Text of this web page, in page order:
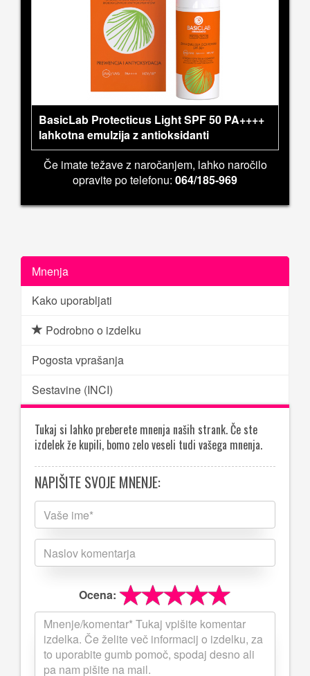
BasicLab Protecticus Light SPF 50 PA++++
lahkotna emulzija z antioksidanti
Če imate težave z naročanjem, lahko naročilo
opravite po telefonu: 064/185-969
Mnenja
Kako uporabljati
Podrobno o izdelku
Pogosta vprašanja
Sestavine (INCI)
Tukaj si lahko preberete mnenja naših strank. Če ste
izdelek že kupili, bomo zelo veseli tudi vašega mnenja.
NAPIŠITE SVOJE MNENJE:
Ocena: